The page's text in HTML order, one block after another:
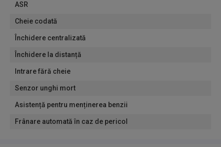
ASR
Cheie codată
Închidere centralizată
Închidere la distanță
Intrare fără cheie
Senzor unghi mort
Asistență pentru menținerea benzii
Frânare automată în caz de pericol